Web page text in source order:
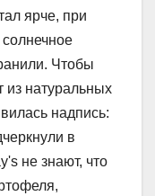
ярче, при
Чтобы
из натуральных
надпись:
в
не знают, что